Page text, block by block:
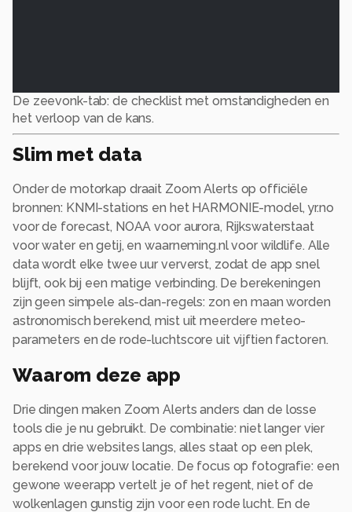
De zeevonk-tab: de checklist met omstandigheden en
het verloop van de kans.
Slim met data
Onder de motorkap draait Zoom Alerts op officiële
bronnen: KNMI-stations en het HARMONIE-model, yr.no
voor de forecast, NOAA voor aurora, Rijkswaterstaat
voor water en getij, en waarneming.nl voor wildlife. Alle
data wordt elke twee uur ververst, zodat de app snel
blijft, ook bij een matige verbinding. De berekeningen
zijn geen simpele als-dan-regels: zon en maan worden
astronomisch berekend, mist uit meerdere meteo-
parameters en de rode-luchtscore uit vijftien factoren.
Waarom deze app
Drie dingen maken Zoom Alerts anders dan de losse
tools die je nu gebruikt. De combinatie: niet langer vier
apps en drie websites langs, alles staat op een plek,
berekend voor jouw locatie. De focus op fotografie: een
gewone weerapp vertelt je of het regent, niet of de
wolkenlagen gunstig zijn voor een rode lucht. En de